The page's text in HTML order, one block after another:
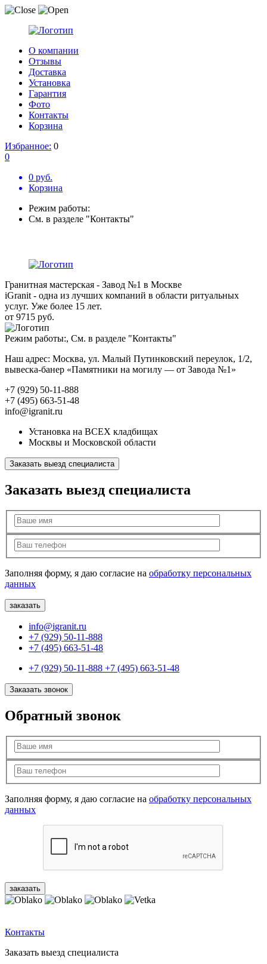
О компании
Отзывы
Доставка
Установка
Гарантия
Фото
Контакты
Корзина
Избранное: 0
0
0 руб.
Корзина
Режим работы:
См. в разделе "Контакты"
Гранитная мастерская - Завод №1 в Москве
iGranit - одна из лучших компаний в области ритуальных
услуг. Уже более 15 лет.
от 9715 руб.
Режим работы:, См. в разделе "Контакты"
Наш адрес: Москва, ул. Малый Путинковский переулок, 1/2,
вывеска-банер «Памятники на могилу — от Завода №1»
+7 (929) 50-11-888
+7 (495) 663-51-48
info@igranit.ru
Установка на ВСЕХ кладбищах
Москвы и Московской области
Заказать выезд специалиста
Заказать выезд специалиста
Заполняя форму, я даю согласие на обработку персональных
данных
info@igranit.ru
+7 (929) 50-11-888
+7 (495) 663-51-48
+7 (929) 50-11-888 +7 (495) 663-51-48
Заказать звонок
Обратный звонок
Заполняя форму, я даю согласие на обработку персональных
данных
Контакты
Заказать выезд специалиста